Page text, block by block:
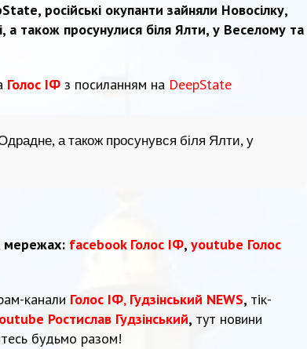
російські окупанти зайняли Новосілку,
також просунулися біля Ялти, у Веселому та
Голос ІФ з посиланням на DeepState
а також просунувся біля Ялти, у
мережах: facebook Голос ІФ, youtube Голос
канали Голос ІФ, Гудзінський NEWS, тік-
Ростислав Гудзінський, тут новини
будьмо разом!